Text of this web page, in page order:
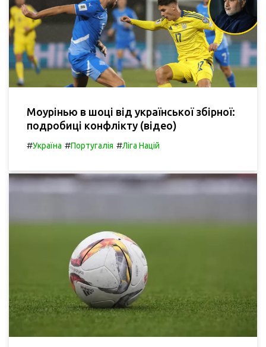
Моурінью в шоці від української збірної:
подробиці конфлікту (відео)
#Україна #Португалія #Ліга Націй